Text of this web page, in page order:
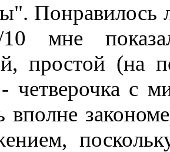
Понравилось
10 мне
простой (на
четверочка с
вполне